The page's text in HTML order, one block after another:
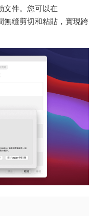
件。您可以在
縫剪切和粘貼，實現跨